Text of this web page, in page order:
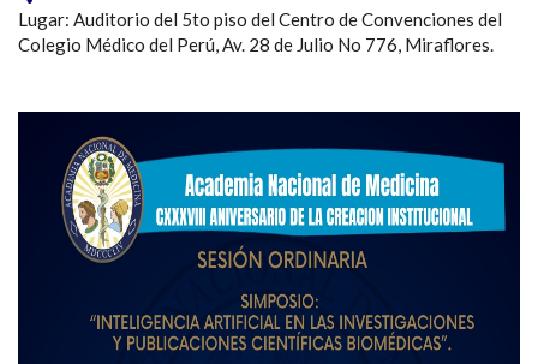
Lugar: Auditorio del 5to piso del Centro de Convenciones del
Colegio Médico del Perú, Av. 28 de Julio No 776, Miraflores.